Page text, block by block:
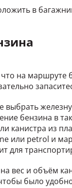
в
на маршруте
выбрать
бензина в
канистра из
или petrol и
для
вес и объём
было